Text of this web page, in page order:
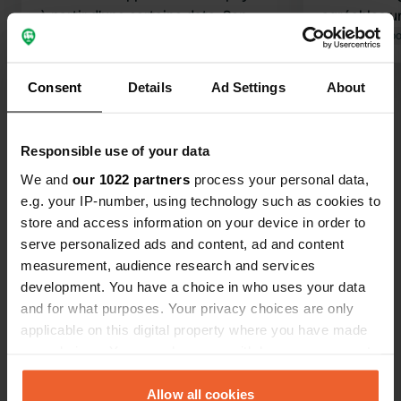
Consent Details Ad Settings About
Responsible use of your data
We and our 1022 partners process your personal data,
e.g. your IP-number, using technology such as cookies to
store and access information on your device in order to
serve personalized ads and content, ad and content
measurement, audience research and services
development. You have a choice in who uses your data
and for what purposes. Your privacy choices are only
applicable on this digital property where you have made
any time from the Cookie Declaration or by clicking on
the Privacy trigger icon.Allow all cookies
à partir d'une certaine date. Son
temps d'adaptation. 200 SEK. Deux
derrière le fumoir. Beaucoup de
L'emplacement est poussiéreux à
cause du gravier. Un peu triste, mais
convenable pour 1 ou 2 nuits.
Karlshamn est facilement accessible
à vélo.
agréables
petit port.
Traduit par
Voir tous les 9 avis
Es-tu déjà venu ici ?
Contact
Emplacement
374 30, Karlshamn, Suède